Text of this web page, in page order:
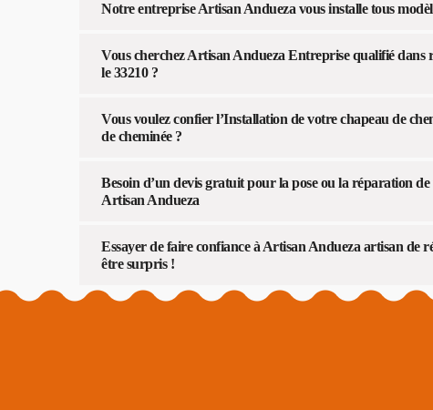
Notre entreprise Artisan Andueza vous installe tous
Vous cherchez Artisan Andueza Entreprise qualifié dans
le 33210 ?
Vous voulez confier l’Installation de votre chapeau de
de cheminée ?
Besoin d’un devis gratuit pour la pose ou la réparation
Artisan Andueza
Essayer de faire confiance à Artisan Andueza artisan de
être surpris !